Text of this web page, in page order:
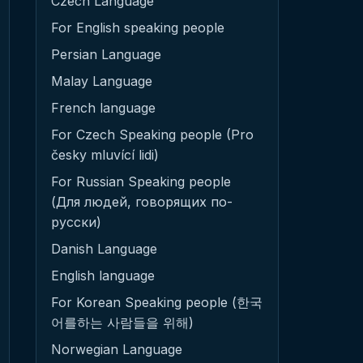
For English speaking people
Persian Language
Malay Language
French language
For Czech Speaking people (Pro
česky mluvící lidi)
For Russian Speaking people
(Для людей, говорящих по-
русски)
Danish Language
English language
For Korean Speaking people (한국
어를하는 사람들을 위해)
Norwegian Language